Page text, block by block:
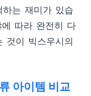
는 재미가 있습
따라 완전히 다
것이 빅스우시의
아이템 비교